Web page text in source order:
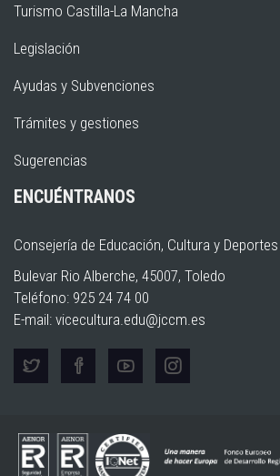
Turismo Castilla-La Mancha
Legislación
Ayudas y Subvenciones
Trámites y gestiones
Sugerencias
ENCUÉNTRANOS
Consejería de Educación, Cultura y Deportes
Bulevar Rio Alberche, 45007, Toledo
Teléfono: 925 24 74 00
E-mail: vicecultura.edu@jccm.es